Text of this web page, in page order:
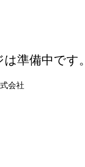
準備中です。
会社